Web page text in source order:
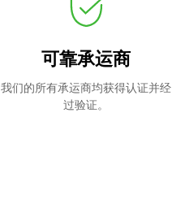
可靠承运商
我们的所有承运商均获得认证并经
过验证。